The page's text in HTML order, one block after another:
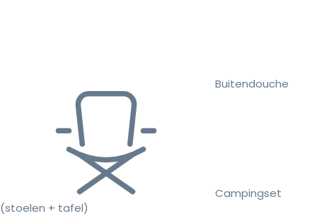
Buitendouche
Campingset
(stoelen + tafel)